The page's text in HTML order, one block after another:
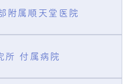
附属順天堂医院
所 付属病院